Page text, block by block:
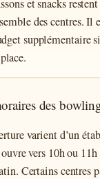
et snacks
des centres. Il
supplémentaire
des
varient d’un
vers 10h ou
Certains centres